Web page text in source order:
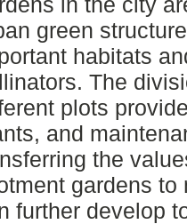
green
habitats
The
plots
and
the
gardens to
further develop